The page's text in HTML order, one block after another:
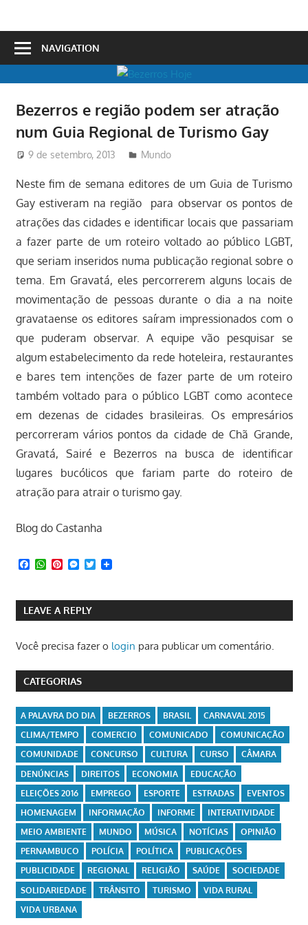
content
Bezerros
Hoje
NAVIGATION
Bezerros e região podem ser atração
num Guia Regional de Turismo Gay
9 de setembro, 2013 Redator
Mundo
Neste fim de semana editores de um Guia de Turismo
Gay estiveram na região para observar os pontos de
atrações das cidades e identificar locais que passariam
a fazer parte de um roteiro voltado ao público LGBT,
que seriam inseridos numa publicação regional sobre o
tema. Em Gravatá, eles percorrerem alguns locais de
movimentação de pessoas durante o dia a na noite
gravataense os editores saíram impressionados com o
que puderam observar. A equipe vão pesquisar se
algum estabelecimento da rede hoteleira, restaurantes
e bares tem intenções de fazer parte de um roteiro
também voltado para o público LGBT como acontece
em dezenas de cidades brasileiras. Os empresários
percorreram vários pontos da cidade de Chã Grande,
Gravatá, Sairé e Bezerros na busca de identificar
lugares bucólicos que fariam parte do roteiro de
atração para atrair o turismo gay.
Blog do Castanha
Facebook
WhatsApp
Pinterest
Messenger
Twitter
LEAVE A REPLY
Você precisa fazer o login para publicar um comentário.
CATEGORIAS
A PALAVRA DO DIA BEZERROS BRASIL
CARNAVAL 2015
CLIMA/TEMPO
COMERCIO COMUNICADO
COMUNICAÇÃO
COMUNIDADE
CONCURSO CULTURA CURSO
CÂMARA
DENÚNCIAS
DIREITOS ECONOMIA
EDUCAÇÃO
ELEIÇÕES 2016
EMPREGO ESPORTE ESTRADAS
EVENTOS
HOMENAGEM
INFORMAÇÃO INFORME
INTERATIVIDADE
MEIO AMBIENTE
MUNDO MÚSICA NOTÍCIAS
OPINIÃO
PERNAMBUCO
POLÍCIA POLÍTICA
PUBLICAÇÕES
PUBLICIDADE
REGIONAL RELIGIÃO SAÚDE
SOCIEDADE
SOLIDARIEDADE
TRÂNSITO TURISMO
VIDA RURAL
VIDA URBANA